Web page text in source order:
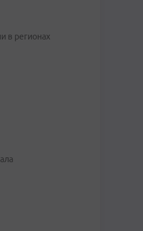
в регионах